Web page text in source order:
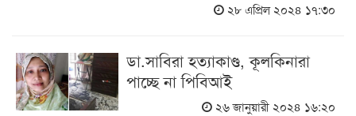
২৮ এপ্রিল ২০২৪ ১৭:৩০
ডা.সাবিরা হত্যাকাণ্ড, কূলকিনারা
পাচ্ছে না পিবিআই
২৬ জানুয়ারী ২০২৪ ১৬:২০